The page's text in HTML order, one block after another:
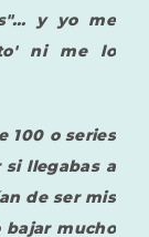
y yo me
ni me lo
100 o series
si llegabas a
de ser mis
bajar mucho